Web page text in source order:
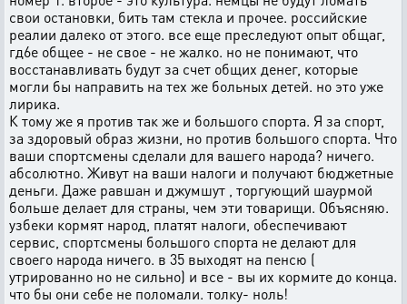
свои остановки, бить там стекла и прочее. российские
реалии далеко от этого. все еще преследуют опыт общаг,
гд6е общее - не свое - не жалко. но не понимают, что
восстанавливать будут за счет общих денег, которые
могли бы направить на тех же больных детей. но это уже
лирика.
К тому же я против так же и большого спорта. Я за спорт,
за здоровый образ жизни, но против большого спорта. Что
ваши спортсмены сделали для вашего народа? ничего.
абсолютно. Живут на ваши налоги и получают бюджетные
деньги. Даже равшан и джумшут , торгующий шаурмой
больше делает для страны, чем эти товарищи. Объясняю.
узбеки кормят народ, платят налоги, обеспечивают
сервис, спортсмены большого спорта не делают для
своего народа ничего. в 35 выходят на пенсю (
утрированно но не сильно) и все - вы их кормите до конца.
что бы они себе не поломали. толку- ноль!